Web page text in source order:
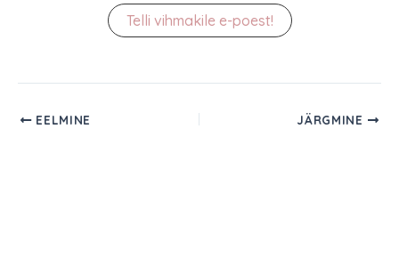
Telli vihmakile e-poest!
EELMINE JÄRGMINE